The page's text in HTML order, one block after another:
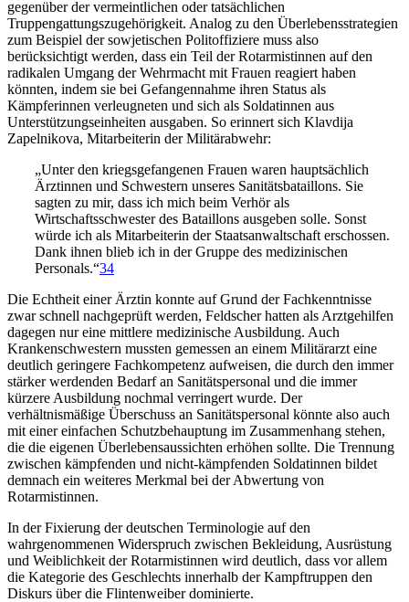
gegenüber der vermeintlichen oder tatsächlichen
Truppengattungszugehörigkeit. Analog zu den Überlebensstrategien
zum Beispiel der sowjetischen Politoffiziere muss also
berücksichtigt werden, dass ein Teil der Rotarmistinnen auf den
radikalen Umgang der Wehrmacht mit Frauen reagiert haben
könnten, indem sie bei Gefangennahme ihren Status als
Kämpferinnen verleugneten und sich als Soldatinnen aus
Unterstützungseinheiten ausgaben. So erinnert sich Klavdija
Zapelnikova, Mitarbeiterin der Militärabwehr:
„Unter den kriegsgefangenen Frauen waren hauptsächlich
Ärztinnen und Schwestern unseres Sanitätsbataillons. Sie
sagten zu mir, dass ich mich beim Verhör als
Wirtschaftsschwester des Bataillons ausgeben solle. Sonst
würde ich als Mitarbeiterin der Staatsanwaltschaft erschossen.
Dank ihnen blieb ich in der Gruppe des medizinischen
Personals.“34
Die Echtheit einer Ärztin konnte auf Grund der Fachkenntnisse
zwar schnell nachgeprüft werden, Feldscher hatten als Arztgehilfen
dagegen nur eine mittlere medizinische Ausbildung. Auch
Krankenschwestern mussten gemessen an einem Militärarzt eine
deutlich geringere Fachkompetenz aufweisen, die durch den immer
stärker werdenden Bedarf an Sanitätspersonal und die immer
kürzere Ausbildung nochmal verringert wurde. Der
verhältnismäßige Überschuss an Sanitätspersonal könnte also auch
mit einer einfachen Schutzbehauptung im Zusammenhang stehen,
die die eigenen Überlebensaussichten erhöhen sollte. Die Trennung
zwischen kämpfenden und nicht-kämpfenden Soldatinnen bildet
demnach ein weiteres Merkmal bei der Abwertung von
Rotarmistinnen.
In der Fixierung der deutschen Terminologie auf den
wahrgenommenen Widerspruch zwischen Bekleidung, Ausrüstung
und Weiblichkeit der Rotarmistinnen wird deutlich, dass vor allem
die Kategorie des Geschlechts innerhalb der Kampftruppen den
Diskurs über die Flintenweiber dominierte.